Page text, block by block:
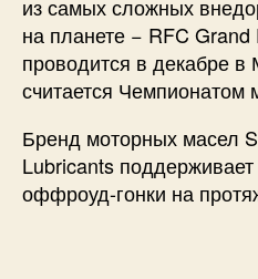
из самых сложных
на планете − RFC
проводится в декабре
считается
Бренд моторных масел
Lubricants
оффроуд-гонки на